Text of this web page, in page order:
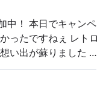
中！ 本日でキャンペ
ったですねぇ レトロ
い出が蘇りました や